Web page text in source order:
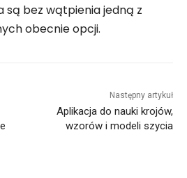
są bez wątpienia jedną z
obecnie opcji.
Następny artykuł
Aplikacja do nauki krojów,
wzorów i modeli szycia